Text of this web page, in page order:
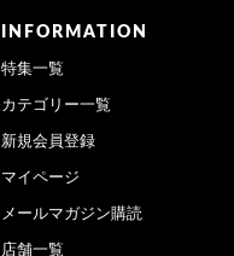
INFORMATION
特集一覧
カテゴリー一覧
新規会員登録
マイページ
メールマガジン購読
店舗一覧